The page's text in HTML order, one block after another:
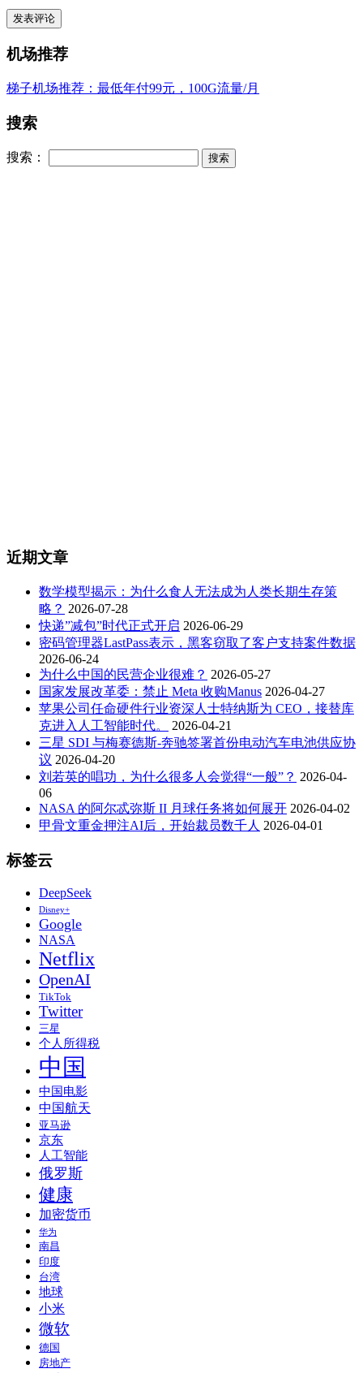
机场推荐
梯子机场推荐：最低年付99元，100G流量/月
搜索
搜索：
近期文章
数学模型揭示：为什么食人无法成为人类长期生存策
略？ 2026-07-28
快递”减包”时代正式开启 2026-06-29
密码管理器LastPass表示，黑客窃取了客户支持案件数据
2026-06-24
为什么中国的民营企业很难？ 2026-05-27
国家发展改革委：禁止 Meta 收购Manus 2026-04-27
苹果公司任命硬件行业资深人士特纳斯为 CEO，接替库
克进入人工智能时代。
2026-04-21
三星 SDI 与梅赛德斯-奔驰签署首份电动汽车电池供应协
议 2026-04-20
刘若英的唱功，为什么很多人会觉得“一般”？ 2026-04-
06
NASA 的阿尔忒弥斯 II 月球任务将如何展开 2026-04-02
甲骨文重金押注AI后，开始裁员数千人 2026-04-01
标签云
DeepSeek
Disney+
Google
NASA
Netflix
OpenAI
TikTok
Twitter
三星
个人所得税
中国
中国电影
中国航天
亚马逊
京东
人工智能
俄罗斯
健康
加密货币
华为
南昌
印度
台湾
地球
小米
微软
德国
房地产